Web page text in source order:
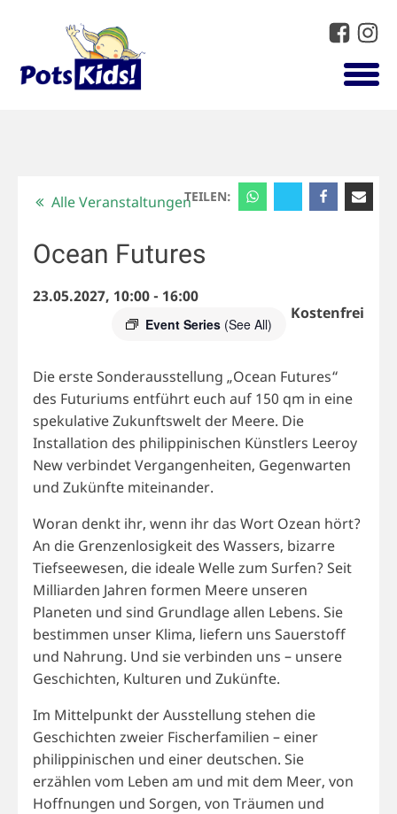
TEILEN:
Alle Veranstaltungen
Ocean Futures
23.05.2027, 10:00- 16:00
Event Series (See All)
Kostenfrei
Die erste Sonderausstellung „Ocean Futures“
des Futuriums entführt euch auf 150 qm in eine
spekulative Zukunftswelt der Meere. Die
Installation des philippinischen Künstlers Leeroy
New verbindet Vergangenheiten, Gegenwarten
und Zukünfte miteinander.
Woran denkt ihr, wenn ihr das Wort Ozean hört?
An die Grenzenlosigkeit des Wassers, bizarre
Tiefseewesen, die ideale Welle zum Surfen? Seit
Milliarden Jahren formen Meere unseren
Planeten und sind Grundlage allen Lebens. Sie
bestimmen unser Klima, liefern uns Sauerstoff
und Nahrung. Und sie verbinden uns – unsere
Geschichten, Kulturen und Zukünfte.
Im Mittelpunkt der Ausstellung stehen die
Geschichten zweier Fischerfamilien – einer
philippinischen und einer deutschen. Sie
erzählen vom Leben am und mit dem Meer, von
Hoffnungen und Sorgen, von Träumen und